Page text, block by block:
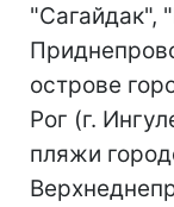
"Сагайдак",
острове
Рог (г.
пляжи